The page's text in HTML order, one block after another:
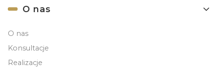
O nas
O nas
Konsultacje
Realizacje